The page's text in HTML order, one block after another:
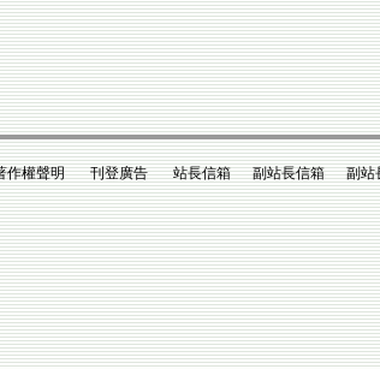
權聲明 刊登廣告 站長信箱 副站長信箱 副站長